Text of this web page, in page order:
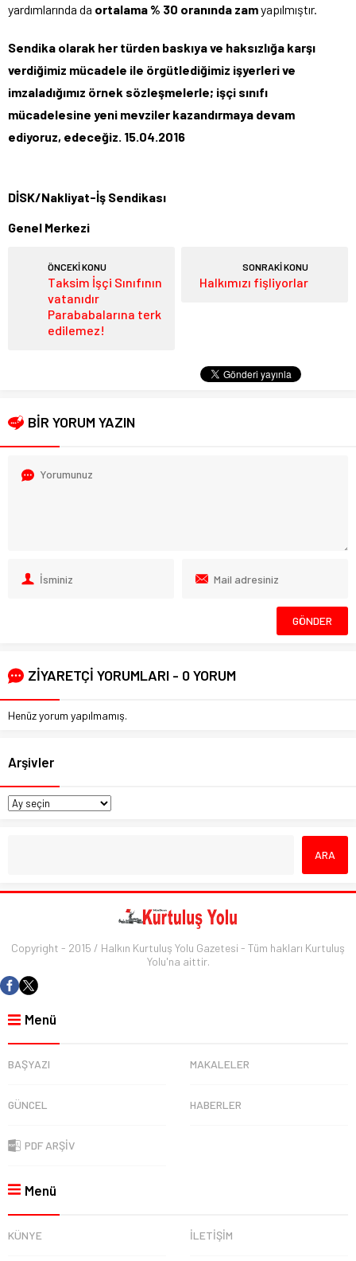
yardımlarında da ortalama % 30 oranında zamyapılmıştır.
Sendika olarak her türden baskıya ve haksızlığa karşı
verdiğimiz mücadele ile örgütlediğimiz işyerleri ve
imzaladığımız örnek sözleşmelerle; işçi sınıfı
mücadelesine yeni mevziler kazandırmaya devam
ediyoruz, edeceğiz. 15.04.2016
DİSK/Nakliyat-İş Sendikası
Genel Merkezi
ÖNCEKİ KONU
Taksim İşçi Sınıfının
vatanıdır
Parababalarına terk
edilemez!
SONRAKİ KONU
Halkımızı fişliyorlar
BİR YORUM YAZIN
ZİYARETÇİ YORUMLARI - 0 YORUM
Henüz yorum yapılmamış.
Arşivler
Copyright - 2015 / Halkın Kurtuluş Yolu Gazetesi - Tüm hakları Kurtuluş
Yolu'na aittir.
Menü
BAŞYAZI MAKALELER
GÜNCEL HABERLER
PDF ARŞİV
Menü
KÜNYE İLETİŞİM